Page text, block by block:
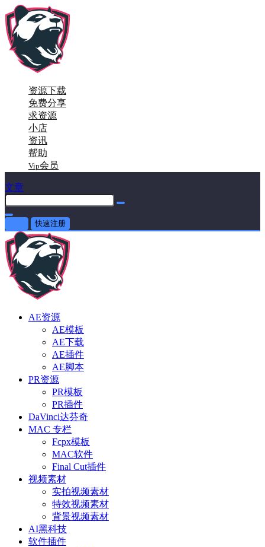
资源下载
免费分享
求资源
小店
资讯
帮助
Vip会员
文章
快速注册
AE资源
AE模板
AE下载
AE插件
AE脚本
PR资源
PR模板
PR插件
DaVinci达芬奇
MAC 专栏
Fcpx模板
MAC软件
Final Cut插件
视频素材
实拍视频素材
特效视频素材
背景视频素材
AI黑科技
软件插件